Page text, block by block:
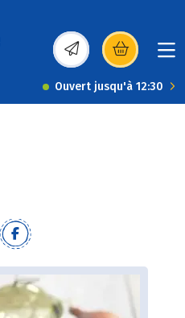
(s’ouvre dans une
Ouvert jusqu'à 12:30